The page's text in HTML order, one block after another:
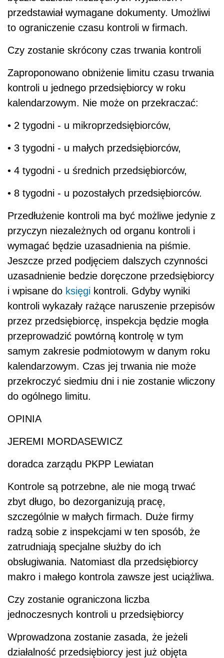
przedstawiał wymagane dokumenty. Umożliwi
to ograniczenie czasu kontroli w firmach.
Czy zostanie skrócony czas trwania kontroli
Zaproponowano obniżenie limitu czasu trwania
kontroli u jednego przedsiębiorcy w roku
kalendarzowym. Nie może on przekraczać:
• 2 tygodni - u mikroprzedsiębiorców,
• 3 tygodni - u małych przedsiębiorców,
• 4 tygodni - u średnich przedsiębiorców,
• 8 tygodni - u pozostałych przedsiębiorców.
Przedłużenie kontroli ma być możliwe jedynie z
przyczyn niezależnych od organu kontroli i
wymagać będzie uzasadnienia na piśmie.
Jeszcze przed podjęciem dalszych czynności
uzasadnienie bedzie doręczone przedsiębiorcy
i wpisane do księgi kontroli. Gdyby wyniki
kontroli wykazały rażące naruszenie przepisów
przez przedsiębiorcę, inspekcja będzie mogła
przeprowadzić powtórną kontrolę w tym
samym zakresie podmiotowym w danym roku
kalendarzowym. Czas jej trwania nie może
przekroczyć siedmiu dni i nie zostanie wliczony
do ogólnego limitu.
OPINIA
JEREMI MORDASEWICZ
doradca zarządu PKPP Lewiatan
Kontrole są potrzebne, ale nie mogą trwać
zbyt długo, bo dezorganizują pracę,
szczególnie w małych firmach. Duże firmy
radzą sobie z inspekcjami w ten sposób, że
zatrudniają specjalne służby do ich
obsługiwania. Natomiast dla przedsiębiorcy
makro i małego kontrola zawsze jest uciążliwa.
Czy zostanie ograniczona liczba
jednoczesnych kontroli u przedsiębiorcy
Wprowadzona zostanie zasada, że jeżeli
działalność przedsiębiorcy jest już objęta